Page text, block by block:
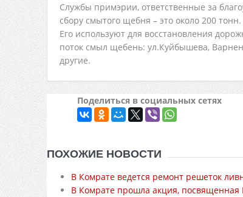
Службы примэрии, ответственные за
сбору смытого щебня – это около 200 тонн.
Его используют для восстановления
поток смыл щебень: ул.Куйбышева,
другие.
Поделиться в социальных сетях
ПОХОЖИЕ НОВОСТИ
В Комрате ведется ремонт решеток
В Комрате прошла акция,